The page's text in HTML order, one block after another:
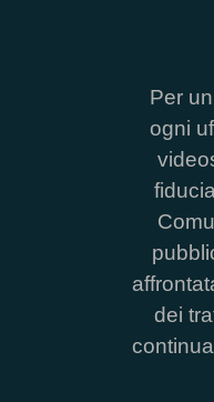
Per
ogni
dei